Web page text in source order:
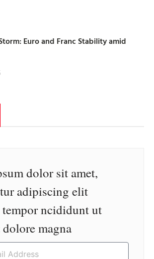
Euro and Franc Stability amid
dolor sit amet,
adipiscing elit
ncididunt ut
magna